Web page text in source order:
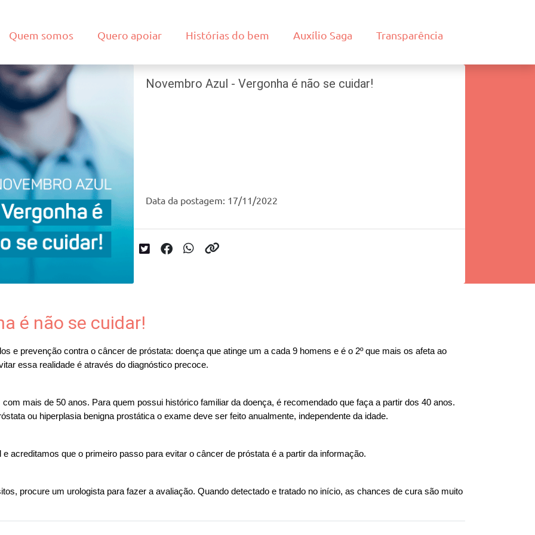
Quem somos Quero apoiar Histórias do bem Auxílio Saga Transparência
Novembro Azul - Vergonha é não se cuidar!
Data da postagem: 17/11/2022
é não se cuidar!
e prevenção contra o câncer de próstata: doença que atinge um a cada 9 homens e é o 2º que mais os afeta ao
essa realidade é através do diagnóstico precoce.
mais de 50 anos. Para quem possui histórico familiar da doença, é recomendado que faça a partir dos 40 anos.
ou hiperplasia benigna prostática o exame deve ser feito anualmente, independente da idade.
acreditamos que o primeiro passo para evitar o câncer de próstata é a partir da informação.
procure um urologista para fazer a avaliação. Quando detectado e tratado no início, as chances de cura são muito